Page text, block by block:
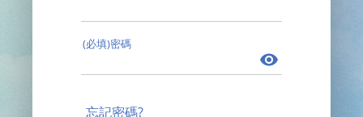
(必填)密碼
忘記密碼?